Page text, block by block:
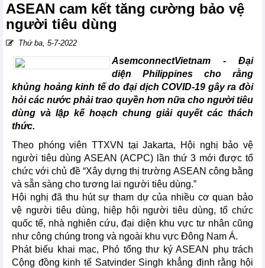
ASEAN cam kết tăng cường bảo vệ
người tiêu dùng
Thứ ba, 5-7-2022
AsemconnectVietnam - Đại
diện Philippines cho rằng
khủng hoảng kinh tế do đại dịch COVID-19 gây ra đòi
hỏi các nước phải trao quyền hơn nữa cho người tiêu
dùng và lập kế hoạch chung giải quyết các thách
thức.
Theo phóng viên TTXVN tại Jakarta, Hội nghị bảo vệ
người tiêu dùng ASEAN (ACPC) lần thứ 3 mới được tổ
chức với chủ đề “Xây dựng thị trường ASEAN công bằng
và sẵn sàng cho tương lai người tiêu dùng.”
Hội nghị đã thu hút sự tham dự của nhiều cơ quan bảo
vệ người tiêu dùng, hiệp hội người tiêu dùng, tổ chức
quốc tế, nhà nghiên cứu, đại diện khu vực tư nhân cũng
như công chúng trong và ngoài khu vực Đông Nam Á.
Phát biểu khai mạc, Phó tổng thư ký ASEAN phụ trách
Cộng đồng kinh tế Satvinder Singh khẳng định rằng hội